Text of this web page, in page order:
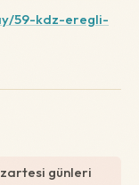
59-kdz-eregli-
günleri